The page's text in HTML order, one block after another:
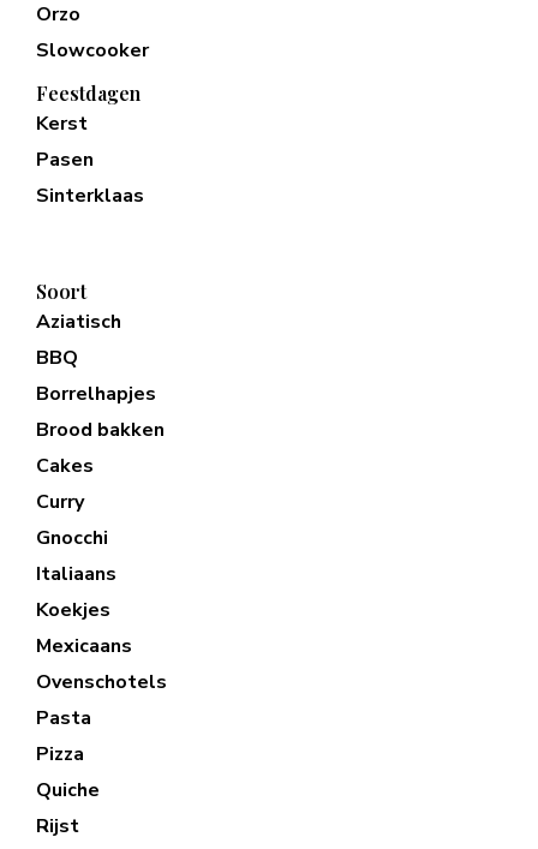
Orzo
Slowcooker
Feestdagen
Kerst
Pasen
Sinterklaas
Soort
Aziatisch
BBQ
Borrelhapjes
Brood bakken
Cakes
Curry
Gnocchi
Italiaans
Koekjes
Mexicaans
Ovenschotels
Pasta
Pizza
Quiche
Rijst